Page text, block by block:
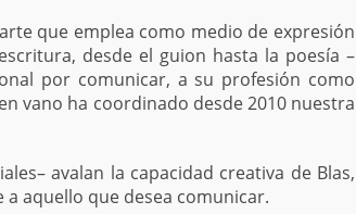
que emplea como medio de expresión
desde el guion hasta la poesía –
por comunicar, a su profesión como
vano ha coordinado desde 2010 nuestra
avalan la capacidad creativa de Blas,
aquello que desea comunicar.